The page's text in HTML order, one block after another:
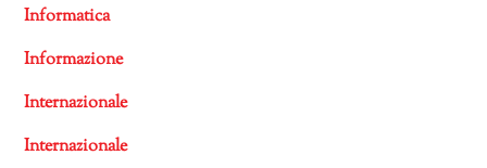
Informatica
Informazione
Internazionale
Internazionale